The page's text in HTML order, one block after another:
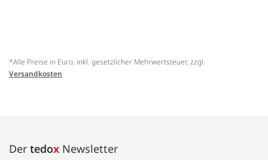
*Alle Preise in Euro, inkl. gesetzlicher Mehrwertsteuer, zzgl.
Versandkosten
Der tedox Newsletter